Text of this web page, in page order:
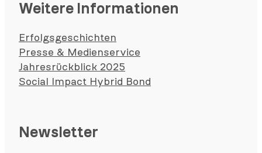
Weitere Informationen
Erfolgsgeschichten
Presse & Medienservice
Jahresrückblick 2025
Social Impact Hybrid Bond
Newsletter